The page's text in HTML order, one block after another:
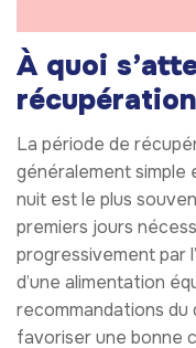
À quoi
récupération
La période de
généralement simple
nuit est le plus
premiers jours
progressivement par
d’une alimentation
recommandations
favoriser une bonne